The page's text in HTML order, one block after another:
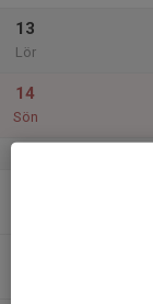
13
Lör
14
Sön